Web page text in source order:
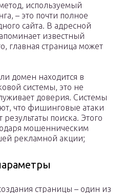
используемый
– это почти полное
сайта. В адресной
известный
главная страница может
домен находится в
системы, это не
доверия. Системы
что фишинговые атаки
поиска. Этого
мошенническим
рекламной акции;
страницы – один из